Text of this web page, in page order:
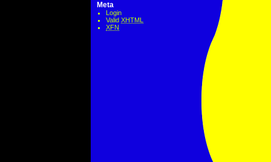
Meta
Login
Valid XHTML
XFN